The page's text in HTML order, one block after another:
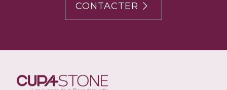
CONTACTER